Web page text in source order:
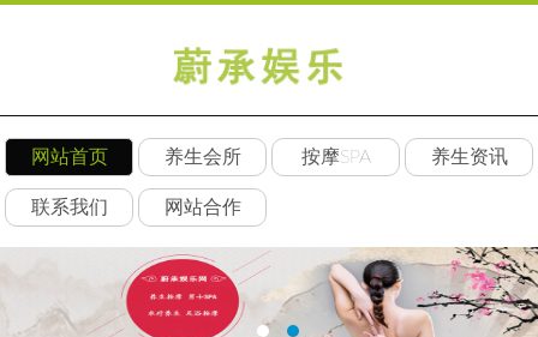
网站首页 养生会所 按摩SPA 养生资讯
联系我们 网站合作